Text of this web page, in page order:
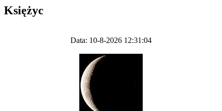
Księżyc
Data: 10-8-2026 12:31:04